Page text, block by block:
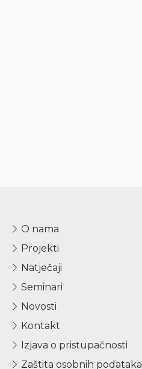
O nama
Projekti
Natječaji
Seminari
Novosti
Kontakt
Izjava o pristupačnosti
Zaštita osobnih podataka